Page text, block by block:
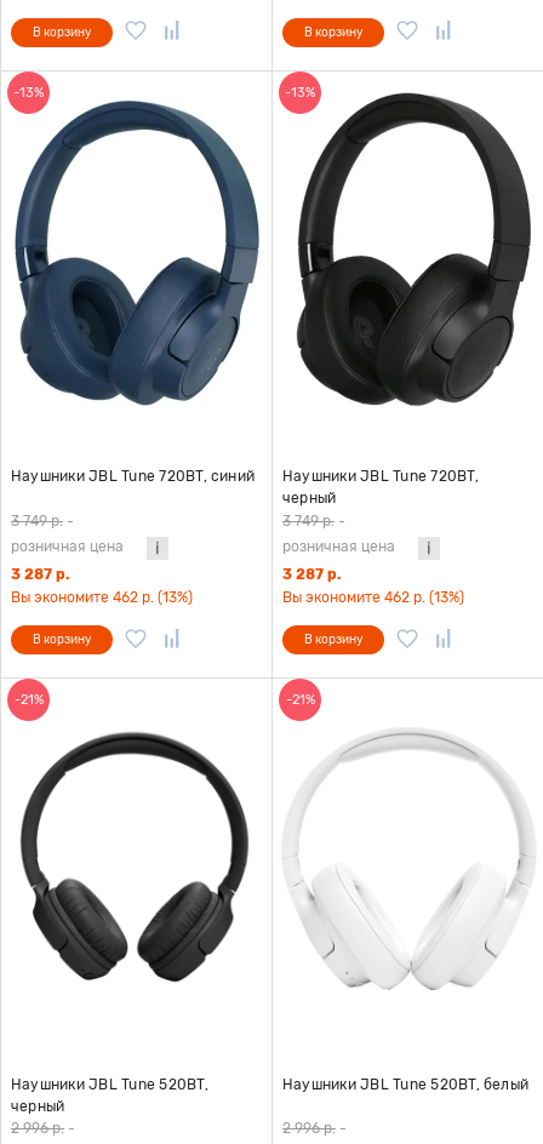
В корзину В корзину
-13%
Наушники JBL Tune 720BT, синий
3 749 р. -
розничная цена
3 287 р.
Вы экономите 462 р. (13%)
В корзину
-13%
Наушники JBL Tune 720BT,
черный
3 749 р. -
розничная цена
3 287 р.
Вы экономите 462 р. (13%)
В корзину
-21%
Наушники JBL Tune 520BT,
черный
2 996 р. -
-21%
Наушники JBL Tune 520BT, белый
2 996 р. -